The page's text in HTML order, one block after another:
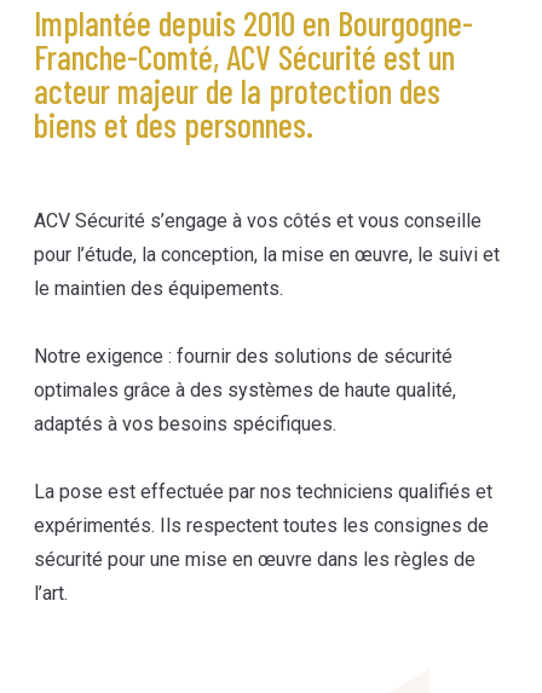
Implantée depuis 2010 en Bourgogne-
Franche-Comté, ACV Sécurité est un
acteur majeur de la protection des
biens et des personnes.
ACV Sécurité s’engage à vos côtés et vous conseille
pour l’étude, la conception, la mise en œuvre, le suivi et
le maintien des équipements.
Notre exigence : fournir des solutions de sécurité
optimales grâce à des systèmes de haute qualité,
adaptés à vos besoins spécifiques.
La pose est effectuée par nos techniciens qualifiés et
expérimentés. Ils respectent toutes les consignes de
sécurité pour une mise en œuvre dans les règles de
l’art.